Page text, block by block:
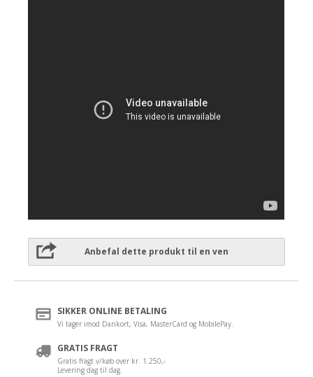
Anbefal dette produkt til en ven
SIKKER ONLINE BETALING
Vi tager imod Dankort, Visa, MasterCard og MobilePay.
GRATIS FRAGT
Gratis fragt v/køb over kr. 1.250,-
Levering dag til dag.